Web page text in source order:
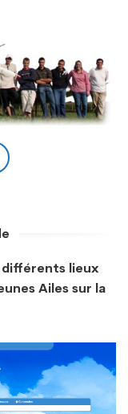
différents lieux
Ailes sur la